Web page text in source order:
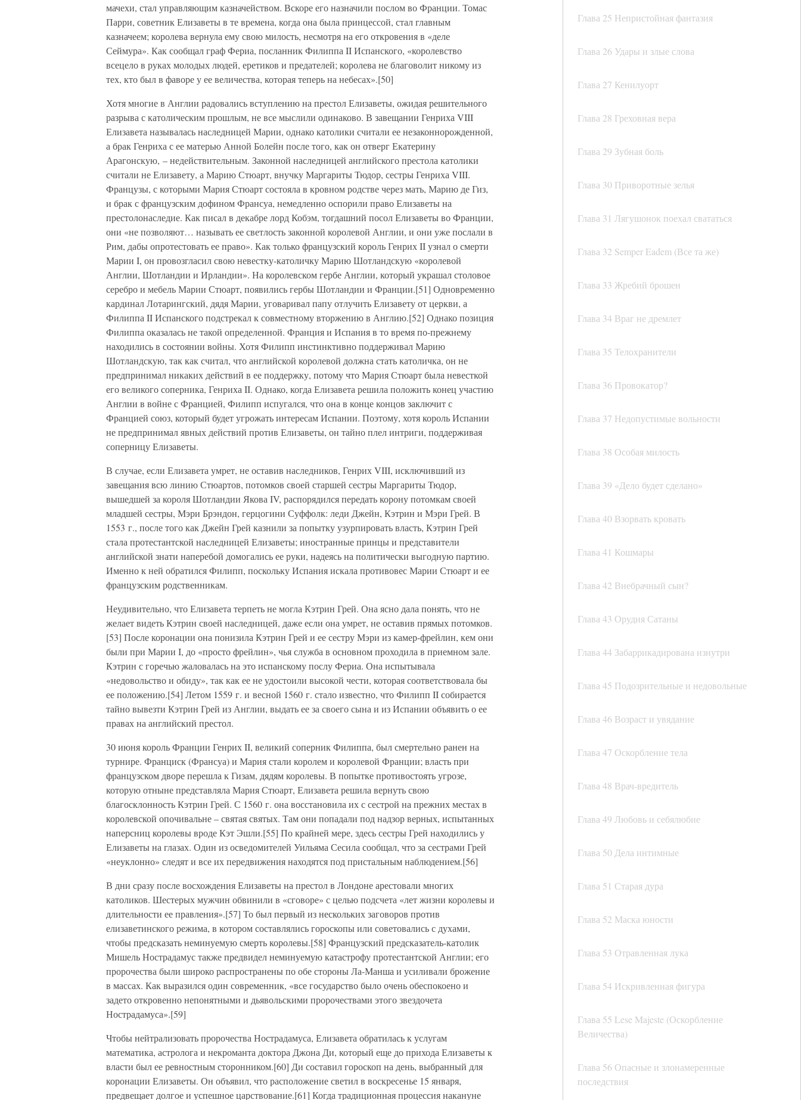
Глава 25 Непристойная фантазия
Глава 26 Удары и злые слова
Глава 27 Кенилуорт
Глава 28 Греховная вера
Глава 29 Зубная боль
Глава 30 Приворотные зелья
Глава 31 Лягушонок поехал свататься
Глава 32 Semper Eadem (Все та же)
Глава 33 Жребий брошен
Глава 34 Враг не дремлет
Глава 35 Телохранители
Глава 36 Провокатор?
Глава 37 Недопустимые вольности
Глава 38 Особая милость
Глава 39 «Дело будет сделано»
Глава 40 Взорвать кровать
Глава 41 Кошмары
Глава 42 Внебрачный сын?
Глава 43 Орудия Сатаны
Глава 44 Забаррикадирована изнутри
Глава 45 Подозрительные и недовольные
Глава 46 Возраст и увядание
Глава 47 Оскорбление тела
Глава 48 Врач-вредитель
Глава 49 Любовь и себялюбие
Глава 50 Дела интимные
Глава 51 Старая дура
Глава 52 Маска юности
Глава 53 Отравленная лука
Глава 54 Искривленная фигура
Глава 55 Lese Majeste (Оскорбление
Величества)
Глава 56 Опасные и злонамеренные
последствия
мачехи, стал управляющим казначейством. Вскоре его назначили послом во Франции. Томас
Парри, советник Елизаветы в те времена, когда она была принцессой, стал главным
казначеем; королева вернула ему свою милость, несмотря на его откровения в «деле
Сеймура». Как сообщал граф Фериа, посланник Филиппа II Испанского, «королевство
всецело в руках молодых людей, еретиков и предателей; королева не благоволит никому из
тех, кто был в фаворе у ее величества, которая теперь на небесах».[50]
Хотя многие в Англии радовались вступлению на престол Елизаветы, ожидая решительного
разрыва с католическим прошлым, не все мыслили одинаково. В завещании Генриха VIII
Елизавета называлась наследницей Марии, однако католики считали ее незаконнорожденной,
а брак Генриха с ее матерью Анной Болейн после того, как он отверг Екатерину
Арагонскую, – недействительным. Законной наследницей английского престола католики
считали не Елизавету, а Марию Стюарт, внучку Маргариты Тюдор, сестры Генриха VIII.
Французы, с которыми Мария Стюарт состояла в кровном родстве через мать, Марию де Гиз,
и брак с французским дофином Франсуа, немедленно оспорили право Елизаветы на
престолонаследие. Как писал в декабре лорд Кобэм, тогдашний посол Елизаветы во Франции,
они «не позволяют… называть ее светлость законной королевой Англии, и они уже послали в
Рим, дабы опротестовать ее право». Как только французский король Генрих II узнал о смерти
Марии I, он провозгласил свою невестку-католичку Марию Шотландскую «королевой
Англии, Шотландии и Ирландии». На королевском гербе Англии, который украшал столовое
серебро и мебель Марии Стюарт, появились гербы Шотландии и Франции.[51] Одновременно
кардинал Лотарингский, дядя Марии, уговаривал папу отлучить Елизавету от церкви, а
Филиппа II Испанского подстрекал к совместному вторжению в Англию.[52] Однако позиция
Филиппа оказалась не такой определенной. Франция и Испания в то время по-прежнему
находились в состоянии войны. Хотя Филипп инстинктивно поддерживал Марию
Шотландскую, так как считал, что английской королевой должна стать католичка, он не
предпринимал никаких действий в ее поддержку, потому что Мария Стюарт была невесткой
его великого соперника, Генриха II. Однако, когда Елизавета решила положить конец участию
Англии в войне с Францией, Филипп испугался, что она в конце концов заключит с
Францией союз, который будет угрожать интересам Испании. Поэтому, хотя король Испании
не предпринимал явных действий против Елизаветы, он тайно плел интриги, поддерживая
соперницу Елизаветы.
В случае, если Елизавета умрет, не оставив наследников, Генрих VIII, исключивший из
завещания всю линию Стюартов, потомков своей старшей сестры Маргариты Тюдор,
вышедшей за короля Шотландии Якова IV, распорядился передать корону потомкам своей
младшей сестры, Мэри Брэндон, герцогини Суффолк: леди Джейн, Кэтрин и Мэри Грей. В
1553 г., после того как Джейн Грей казнили за попытку узурпировать власть, Кэтрин Грей
стала протестантской наследницей Елизаветы; иностранные принцы и представители
английской знати наперебой домогались ее руки, надеясь на политически выгодную партию.
Именно к ней обратился Филипп, поскольку Испания искала противовес Марии Стюарт и ее
французским родственникам.
Неудивительно, что Елизавета терпеть не могла Кэтрин Грей. Она ясно дала понять, что не
желает видеть Кэтрин своей наследницей, даже если она умрет, не оставив прямых потомков.
[53] После коронации она понизила Кэтрин Грей и ее сестру Мэри из камер-фрейлин, кем они
были при Марии I, до «просто фрейлин», чья служба в основном проходила в приемном зале.
Кэтрин с горечью жаловалась на это испанскому послу Фериа. Она испытывала
«недовольство и обиду», так как ее не удостоили высокой чести, которая соответствовала бы
ее положению.[54] Летом 1559 г. и весной 1560 г. стало известно, что Филипп II собирается
тайно вывезти Кэтрин Грей из Англии, выдать ее за своего сына и из Испании объявить о ее
правах на английский престол.
30 июня король Франции Генрих II, великий соперник Филиппа, был смертельно ранен на
турнире. Франциск (Франсуа) и Мария стали королем и королевой Франции; власть при
французском дворе перешла к Гизам, дядям королевы. В попытке противостоять угрозе,
которую отныне представляла Мария Стюарт, Елизавета решила вернуть свою
благосклонность Кэтрин Грей. С 1560 г. она восстановила их с сестрой на прежних местах в
королевской опочивальне – святая святых. Там они попадали под надзор верных, испытанных
наперсниц королевы вроде Кэт Эшли.[55] По крайней мере, здесь сестры Грей находились у
Елизаветы на глазах. Один из осведомителей Уильяма Сесила сообщал, что за сестрами Грей
«неуклонно» следят и все их передвижения находятся под пристальным наблюдением.[56]
В дни сразу после восхождения Елизаветы на престол в Лондоне арестовали многих
католиков. Шестерых мужчин обвинили в «сговоре» с целью подсчета «лет жизни королевы и
длительности ее правления».[57] То был первый из нескольких заговоров против
елизаветинского режима, в котором составлялись гороскопы или советовались с духами,
чтобы предсказать неминуемую смерть королевы.[58] Французский предсказатель-католик
Мишель Нострадамус также предвидел неминуемую катастрофу протестантской Англии; его
пророчества были широко распространены по обе стороны Ла-Манша и усиливали брожение
в массах. Как выразился один современник, «все государство было очень обеспокоено и
задето откровенно непонятными и дьявольскими пророчествами этого звездочета
Нострадамуса».[59]
Чтобы нейтрализовать пророчества Нострадамуса, Елизавета обратилась к услугам
математика, астролога и некроманта доктора Джона Ди, который еще до прихода Елизаветы к
власти был ее ревностным сторонником.[60] Ди составил гороскоп на день, выбранный для
коронации Елизаветы. Он объявил, что расположение светил в воскресенье 15 января,
предвещает долгое и успешное царствование.[61] Когда традиционная процессия накануне